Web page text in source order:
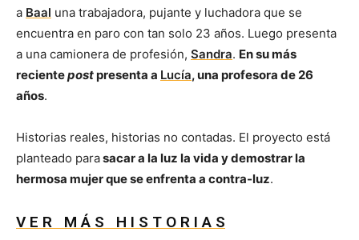
a Baal una trabajadora, pujante y luchadora que se
encuentra en paro con tan solo 23 años. Luego presenta
a una camionera de profesión, Sandra. En su más
recientepostpresenta a Lucía, una profesora de 26
años.
Historias reales, historias no contadas. El proyecto está
planteado parasacar a la luz la vida y demostrar la
hermosa mujer que se enfrenta a contra-luz.
V E R M Á S H I S T O R I A S